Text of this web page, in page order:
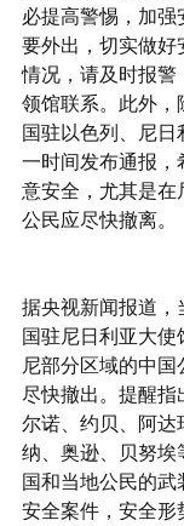
必提高警惕，加
要外出，切实做好
情况，请及时报警
领馆联系。此外，
国驻以色列、尼
一时间发布通报，
意安全，尤其是在
公民应尽快撤离。
据央视新闻报道，
国驻尼日利亚大
尼部分区域的中国
尽快撤出。提醒指
尔诺、约贝、阿达
纳、奥逊、贝努埃
国和当地公民的
安全案件，安全形